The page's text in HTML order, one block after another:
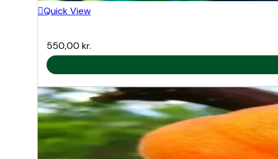
Quick View
550,00 kr.